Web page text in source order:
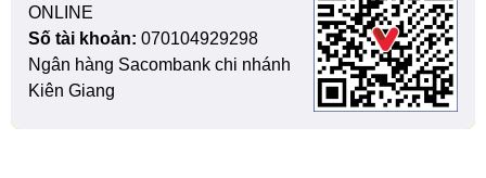
ONLINE
Số tài khoản: 070104929298
Ngân hàng Sacombank chi nhánh
Kiên Giang